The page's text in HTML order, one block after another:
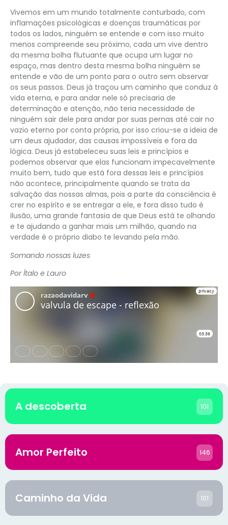
Vivemos em um mundo totalmente conturbado, com
inflamações psicológicas e doenças traumáticas por
todos os lados, ninguém se entende e com isso muito
menos compreende seu próximo, cada um vive dentro
da mesma bolha flutuante que ocupa um lugar no
espaço, mas dentro desta mesma bolha ninguém se
entende e vão de um ponto para o outro sem observar
os seus passos. Deus já traçou um caminho que conduz à
vida eterna, e para andar nele só precisaria de
determinação e atenção, não teria necessidade de
ninguém sair dele para andar por suas pernas até cair no
vazio eterno por conta própria, por isso criou-se a ideia de
um deus ajudador, das causas impossíveis e fora da
lógica. Deus já estabeleceu suas leis e princípios e
podemos observar que elas funcionam impecavelmente
muito bem, tudo que está fora dessas leis e princípios
não acontece, principalmente quando se trata da
salvação das nossas almas, pois a parte da consciência é
crer no espírito e se entregar a ele, e fora disso tudo é
ilusão, uma grande fantasia de que Deus está te olhando
e te ajudando a ganhar mais um milhão, quando na
verdade é o próprio diabo te levando pela mão.
Somando nossas luzes
Por Ítalo e Lauro
A descoberta 101
Amor Perfeito 146
Caminho da Vida 101